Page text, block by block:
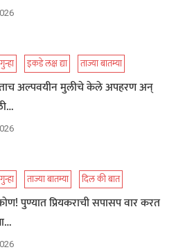
इकडे लक्ष द्या ताज्या बातम्या
अल्पवयीन मुलीचे केले अपहरण अन्
ताज्या बातम्या दिल की बात
पुण्यात प्रियकराची सपासप वार करत